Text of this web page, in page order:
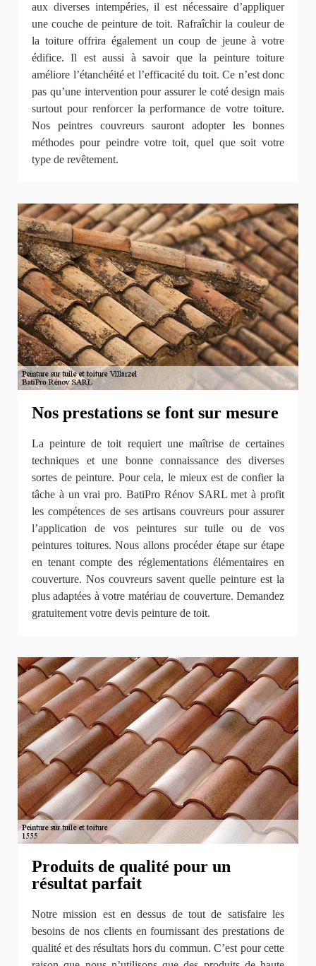
aux diverses intempéries, il est nécessaire d’appliquer
une couche de peinture de toit. Rafraîchir la couleur de
la toiture offrira également un coup de jeune à votre
édifice. Il est aussi à savoir que la peinture toiture
améliore l’étanchéité et l’efficacité du toit. Ce n’est donc
pas qu’une intervention pour assurer le coté design mais
surtout pour renforcer la performance de votre toiture.
Nos peintres couvreurs sauront adopter les bonnes
méthodes pour peindre votre toit, quel que soit votre
type de revêtement.
Nos prestations se font sur mesure
La peinture de toit requiert une maîtrise de certaines
techniques et une bonne connaissance des diverses
sortes de peinture. Pour cela, le mieux est de confier la
tâche à un vrai pro. BatiPro Rénov SARL met à profit
les compétences de ses artisans couvreurs pour assurer
l’application de vos peintures sur tuile ou de vos
peintures toitures. Nous allons procéder étape sur étape
en tenant compte des réglementations élémentaires en
couverture. Nos couvreurs savent quelle peinture est la
plus adaptées à votre matériau de couverture. Demandez
gratuitement votre devis peinture de toit.
Produits de qualité pour un
résultat parfait
Notre mission est en dessus de tout de satisfaire les
besoins de nos clients en fournissant des prestations de
qualité et des résultats hors du commun. C’est pour cette